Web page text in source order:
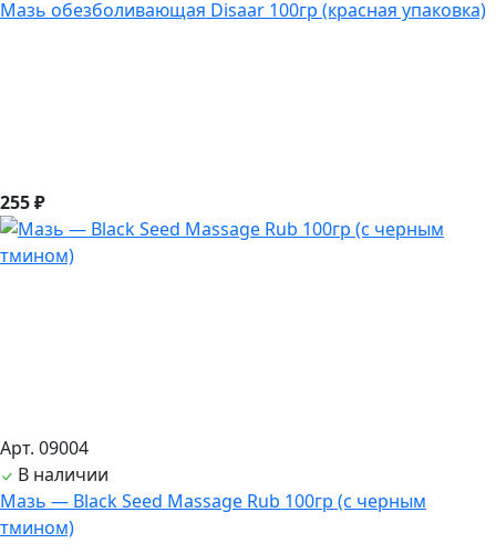
Мазь обезболивающая Disaar 100гр (красная упаковка)
255 ₽
Арт. 09004
В наличии
Мазь — Black Seed Massage Rub 100гр (с черным
тмином)